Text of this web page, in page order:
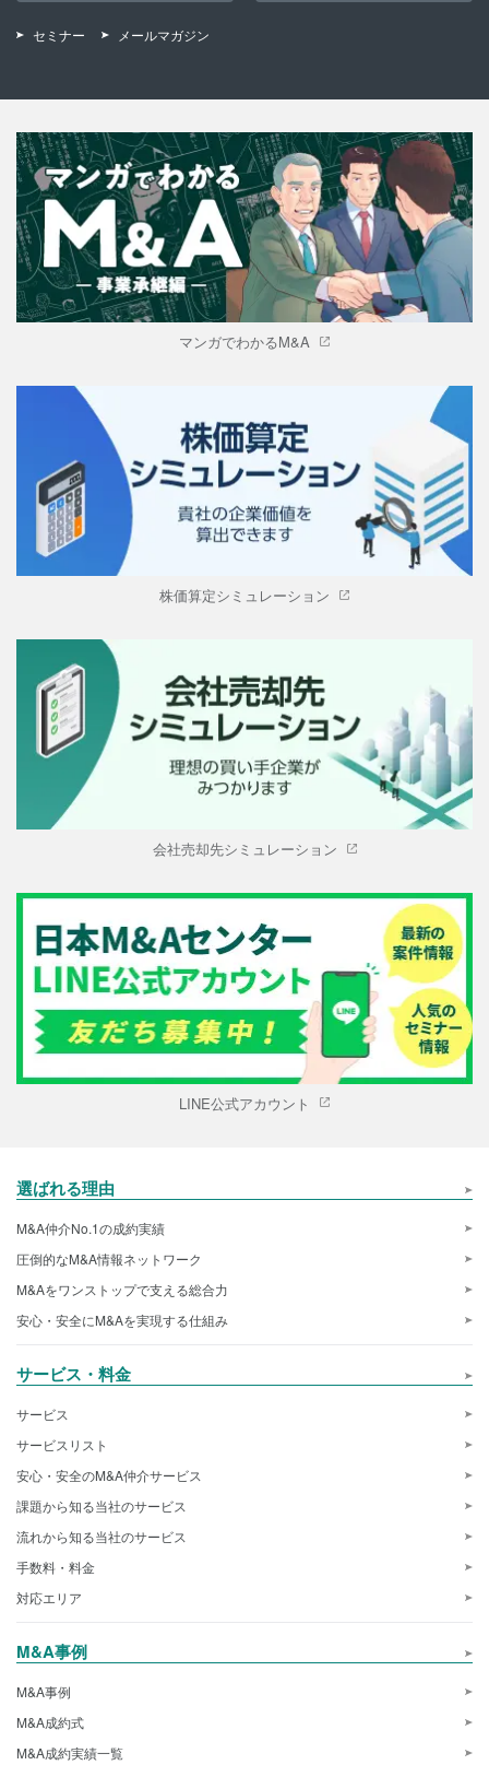
セミナー メールマガジン
マンガでわかるM&A
株価算定シミュレーション
会社売却先シミュレーション
LINE公式アカウント
選ばれる理由
M&A仲介No.1の成約実績
圧倒的なM&A情報ネットワーク
M&Aをワンストップで支える総合力
安心・安全にM&Aを実現する仕組み
サービス・料金
サービス
サービスリスト
安心・安全のM&A仲介サービス
課題から知る当社のサービス
流れから知る当社のサービス
手数料・料金
対応エリア
M&A事例
M&A事例
M&A成約式
M&A成約実績一覧